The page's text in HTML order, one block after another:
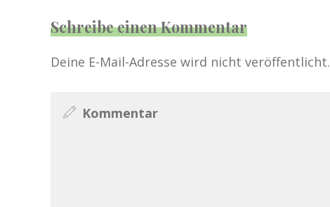
Schreibe einen Kommentar
Deine E-Mail-Adresse wird nicht veröffentlicht.